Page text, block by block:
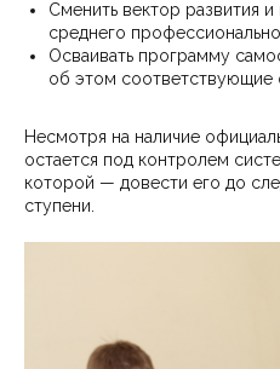
Сменить вектор развития и
среднего
Осваивать программу
об этом соответствующие
Несмотря на наличие
остается под контролем
которой — довести его до
ступени.